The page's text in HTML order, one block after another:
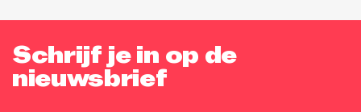
Schrijf je in op de
nieuwsbrief